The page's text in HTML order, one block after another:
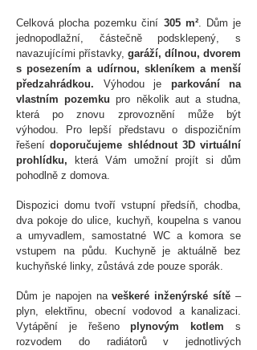
Celková plocha pozemku činí 305 m². Dům je
jednopodlažní, částečně podsklepený, s
navazujícími přístavky, garáží, dílnou, dvorem
s posezením a udírnou, skleníkem a menší
předzahrádkou. Výhodou je parkování na
vlastním pozemku pro několik aut a studna,
která po znovu zprovoznění může být
výhodou.
Pro lepší představu o dispozičním
řešenídoporučujeme shlédnout 3D virtuální
prohlídku, která Vám umožní projít si dům
pohodlně z domova.
Dispozici domu tvoří vstupní předsíň, chodba,
dva pokoje do ulice, kuchyň, koupelna s vanou
a umyvadlem, samostatné WC a komora se
vstupem na půdu. Kuchyně je aktuálně bez
kuchyňské linky, zůstává zde pouze sporák.
Dům je napojen naveškeré inženýrské sítě –
plyn, elektřinu, obecní vodovod a kanalizaci.
Vytápění je řešenoplynovým kotlem s
rozvodem do radiátorů v jednotlivých